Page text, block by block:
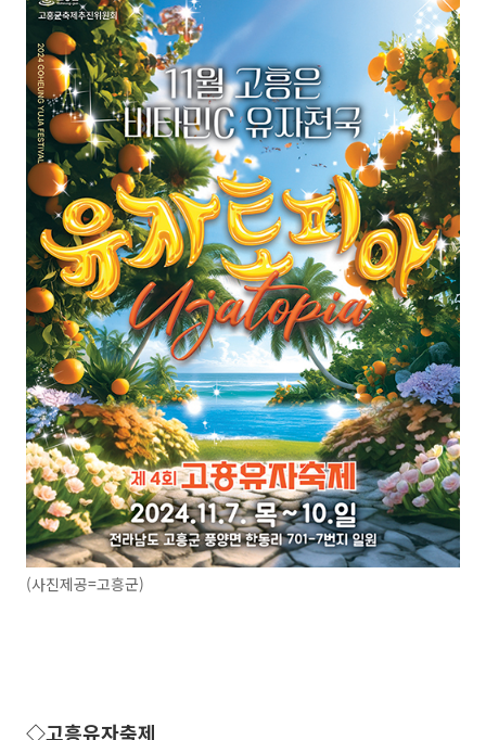
(사진제공=고흥군)
◇고흥유자축제